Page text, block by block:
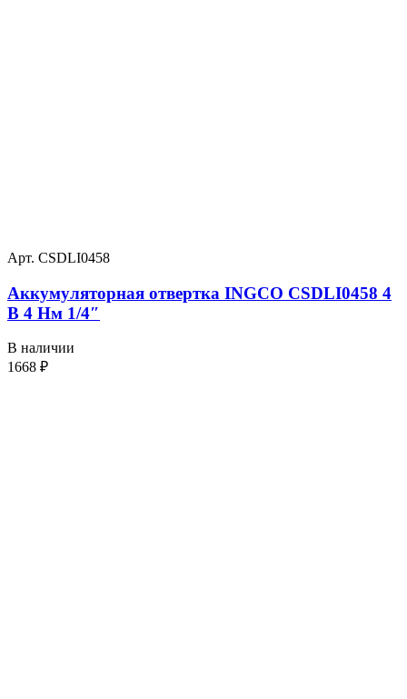
Арт. CSDLI0458
Аккумуляторная отвертка INGCO CSDLI0458 4
В 4 Нм 1/4″
В наличии
1668 ₽